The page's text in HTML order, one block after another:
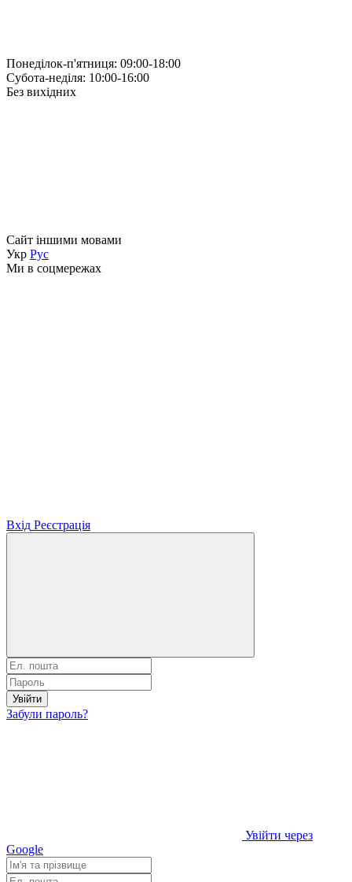
Понеділок-п'ятниця: 09:00-18:00
Субота-неділя: 10:00-16:00
Без вихідних
Сайт іншими мовами
Укр Рус
Ми в соцмережах
Вхід Реєстрація
Увійти
Забули пароль?
Увійти через
Google